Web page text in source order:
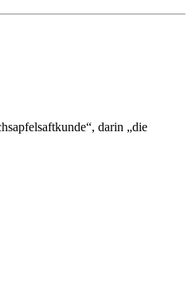
darin „die